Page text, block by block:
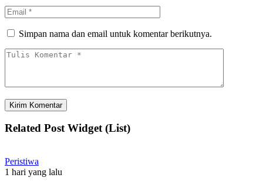
Simpan nama dan email untuk komentar berikutnya.
Related Post Widget (List)
Peristiwa
1 hari yang lalu